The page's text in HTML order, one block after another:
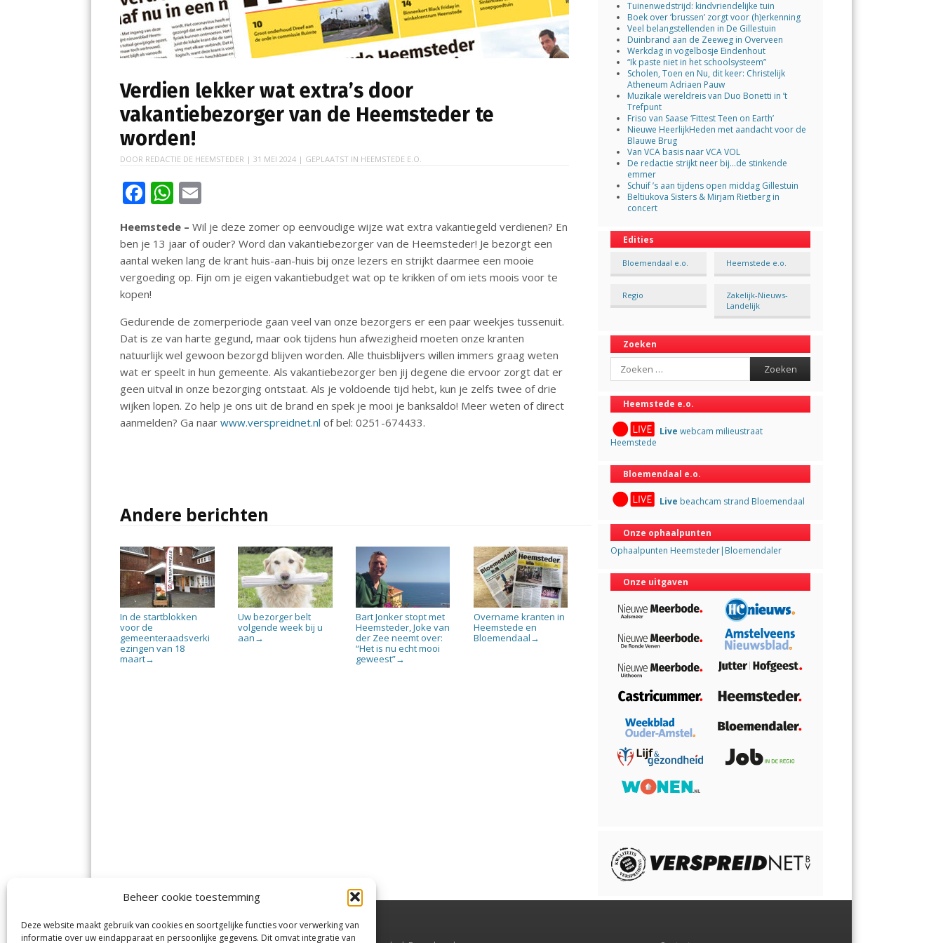
Beheer cookie toestemming
Deze website maakt gebruik van cookies en soortgelijke functies voor verwerking van
informatie over uw eindapparaat en persoonlijke gegevens. Dit omvat integratie van
Verdien lekker wat extra’s door
vakantiebezorger van de Heemsteder te
worden!
DOOR REDACTIE DE HEEMSTEDER |31 MEI 2024 | GEPLAATST IN HEEMSTEDE E.O.
F
e
b
o
o
k
W
at
s
A
p
ai
l
Heemstede –Wil je deze zomer op eenvoudige wijze wat extra vakantiegeld verdienen? En
ben je 13 jaar of ouder? Word dan vakantiebezorger van de Heemsteder! Je bezorgt een
aantal weken lang de krant huis-aan-huis bij onze lezers en strijkt daarmee een mooie
vergoeding op. Fijn om je eigen vakantiebudget wat op te krikken of om iets moois voor te
kopen!
Gedurende de zomerperiode gaan veel van onze bezorgers er een paar weekjes tussenuit.
Dat is ze van harte gegund, maar ook tijdens hun afwezigheid moeten onze kranten
natuurlijk wel gewoon bezorgd blijven worden. Alle thuisblijvers willen immers graag weten
wat er speelt in hun gemeente. Als vakantiebezorger ben jij degene die ervoor zorgt dat er
geen uitval in onze bezorging ontstaat. Als je voldoende tijd hebt, kun je zelfs twee of drie
wijken lopen. Zo help je ons uit de brand en spek je mooi je banksaldo! Meer weten of direct
aanmelden? Ga naarwww.verspreidnet.nl of bel: 0251-674433.
Andere berichten
In de startblokken
voor de
gemeenteraadsverki
ezingen van 18
maart→
Uw bezorger belt
volgende week bij u
aan →
Bart Jonker stopt met
Heemsteder, Joke van
der Zee neemt over:
“Het is nu echt mooi
geweest”→
Overname kranten in
Heemstede en
Bloemendaal →
Tuinenwedstrijd: kindvriendelijke tuin
Boek over ‘brussen’ zorgt voor (h)erkenning
Veel belangstellenden in De Gillestuin
Duinbrand aan de Zeeweg in Overveen
Werkdag in vogelbosje Eindenhout
“Ik paste niet in het schoolsysteem”
Scholen, Toen en Nu, dit keer: Christelijk
Atheneum Adriaen Pauw
Muzikale wereldreis van Duo Bonetti in ’t
Trefpunt
Friso van Saase ‘Fittest Teen on Earth’
Nieuwe HeerlijkHeden met aandacht voor de
Blauwe Brug
Van VCA basis naar VCA VOL
De redactie strijkt neer bij…de stinkende
emmer
Schuif ’s aan tijdens open middag Gillestuin
Beltiukova Sisters & Mirjam Rietberg in
concert
Edities
Bloemendaal e.o. Heemstede e.o.
Regio
Zakelijk-Nieuws-
Landelijk
Zoeken
Search
Heemstede e.o.
Live webcam milieustraat
Heemstede
Bloemendaal e.o.
Live beachcam strand Bloemendaal
Onze ophaalpunten
Ophaalpunten Heemsteder|Bloemendaler
Onze uitgaven